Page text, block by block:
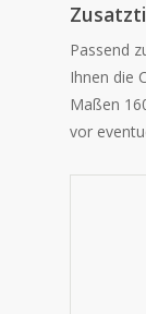
Passend
Ihnen die
Maßen
vor